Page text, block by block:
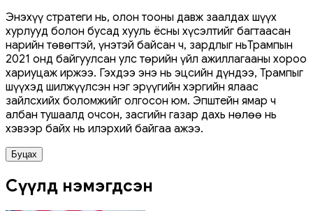
Энэхүү стратеги нь, олон тооны давж заалдах шүүх
хурлууд болон бусад хууль ёсны хүсэлтийг багтаасан
нарийн төвөгтэй, үнэтэй байсан ч, зардлыг ньТрампын
2021 онд байгуулсан улс төрийн үйл ажиллагааны хороо
хариуцаж иржээ. Гэхдээ энэ нь эцсийн дүндээ, Трампыг
шүүхэд шилжүүлсэн нэг эрүүгийн хэргийн ялаас
зайлсхийх боломжийг олгосон юм. Эпштейн ямар ч
албан тушаалд очсон, засгийн газар дахь нөлөө нь
хэвээр байх нь илэрхий байгаа ажээ.
Буцах
Сүүлд нэмэгдсэн